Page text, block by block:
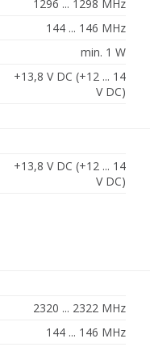
1296 ... 1298 MHz
144 ... 146 MHz
min. 1 W
+13,8 V DC (+12 ... 14
V DC)
+13,8 V DC (+12 ... 14
V DC)
2320 ... 2322 MHz
144 ... 146 MHz